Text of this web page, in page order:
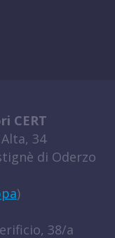
CERT
34
di Oderzo
)
38/a